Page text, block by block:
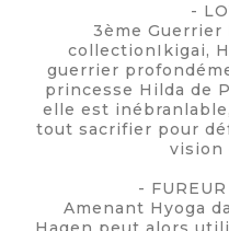
-
3ème
collectionIkigai,
guerrier
princesse Hilda de
elle est
tout sacrifier pour
vision
-
Amenant Hyoga